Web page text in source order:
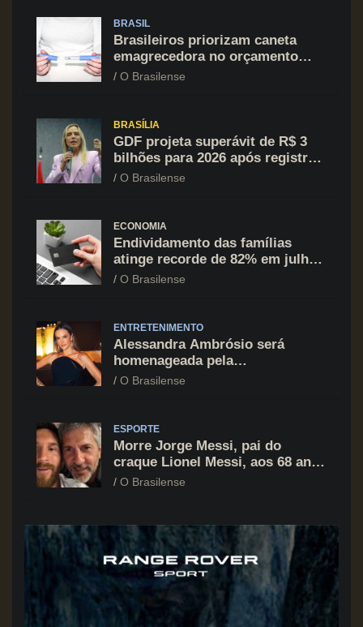
BRASIL
Brasileiros priorizam caneta
emagrecedora no orçamento
mesmo em situação de aperto
O Brasilense
BRASÍLIA
GDF projeta superávit de R$ 3
bilhões para 2026 após registrar
recuo no déficit
O Brasilense
ECONOMIA
Endividamento das famílias
atinge recorde de 82% em julho;
cartão de crédito segue como
O Brasilense
ENTRETENIMENTO
Alessandra Ambrósio será
homenageada pela
BrazilFoundation no New York
O Brasilense
ESPORTE
Morre Jorge Messi, pai do
craque Lionel Messi, aos 68 anos
na Argentina
O Brasilense